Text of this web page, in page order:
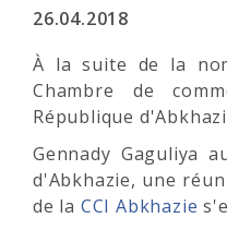
26.04.2018
À la suite de la
Chambre de
République
Gennady Gaguliya
d'Abkhazie, une
de la CCI Abkhazie